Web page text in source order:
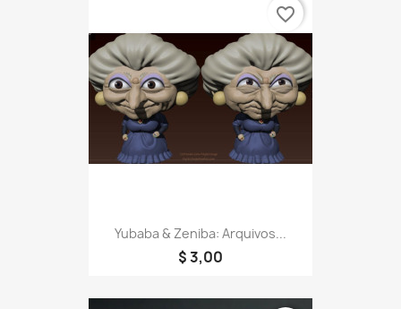
Yubaba & Zeniba: Arquivos...
$ 3,00
favorite_border